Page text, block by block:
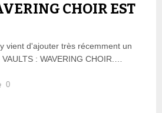
CHOIR EST
vient d'ajouter très récemment un
: WAVERING CHOIR.…
0